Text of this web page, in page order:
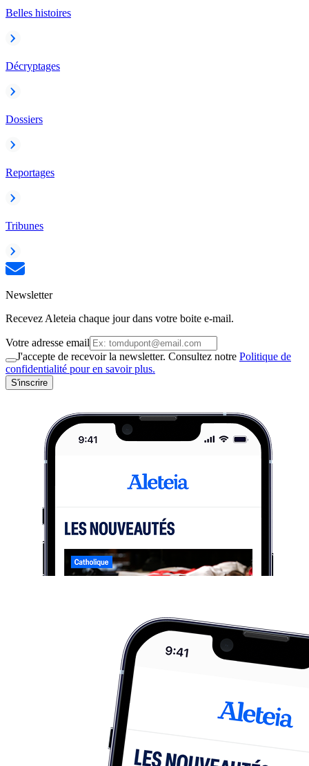
Belles histoires
Décryptages
Dossiers
Reportages
Tribunes
Newsletter
Recevez Aleteia chaque jour dans votre boite e-mail.
Votre adresse email
J'accepte de recevoir la newsletter. Consultez notre Politique de
confidentialité pour en savoir plus.
S'inscrire